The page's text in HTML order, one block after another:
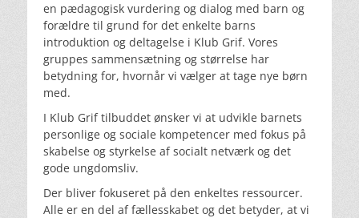
en pædagogisk vurdering og dialog med barn og
forældre til grund for det enkelte barns
introduktion og deltagelse i Klub Grif. Vores
gruppes sammensætning og størrelse har
betydning for, hvornår vi vælger at tage nye børn
med.
I Klub Grif tilbuddet ønsker vi at udvikle barnets
personlige og sociale kompetencer med fokus på
skabelse og styrkelse af socialt netværk og det
gode ungdomsliv.
Der bliver fokuseret på den enkeltes ressourcer.
Alle er en del af fællesskabet og det betyder, at vi